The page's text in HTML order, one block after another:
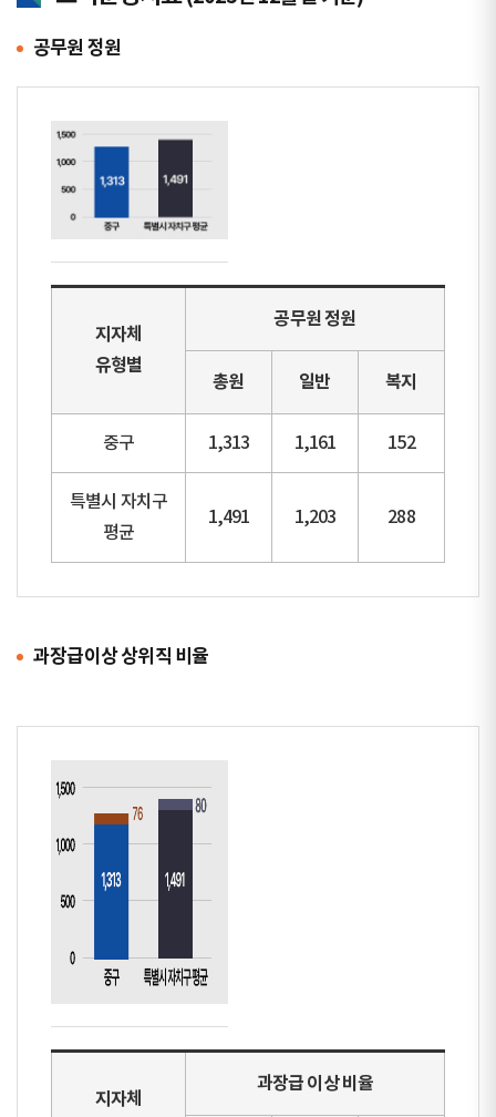
공무원 정원
지자체
유형별
공무원 정원
총원 일반 복지
중구 1,313 1,161 152
특별시 자치구
평균
1,491 1,203 288
과장급이상 상위직 비율
지자체
과장급 이상 비율